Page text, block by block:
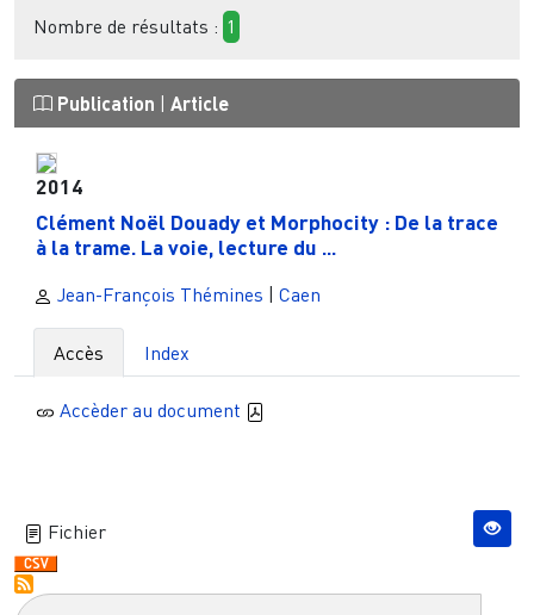
Nombre de résultats : 1
Publication Article
2014
Clément Noël Douady et Morphocity : De la trace
à la trame. La voie, lecture du ...
Jean-François Thémines Caen
Accès Index
Accèder au document
Fichier